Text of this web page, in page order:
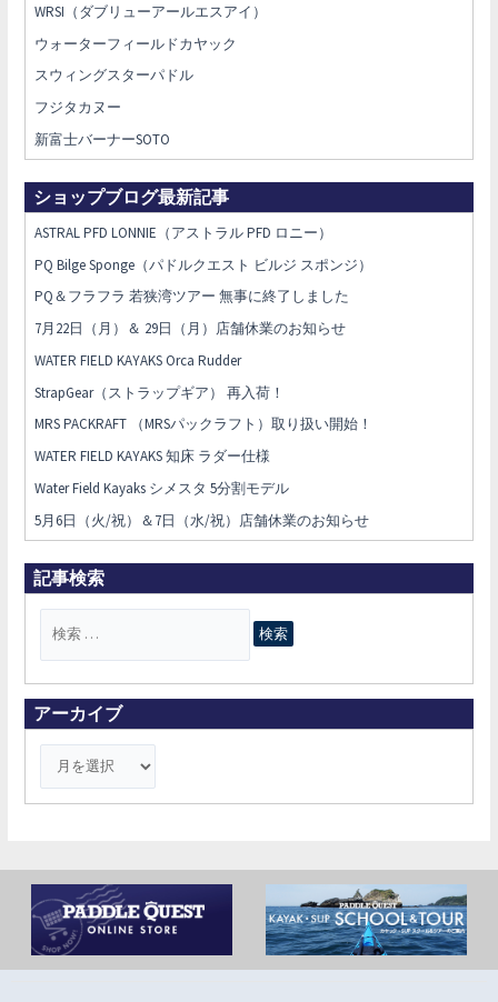
WRSI（ダブリューアールエスアイ）
ウォーターフィールドカヤック
スウィングスターパドル
フジタカヌー
新富士バーナーSOTO
ショップブログ最新記事
ASTRAL PFD LONNIE（アストラル PFD ロニー）
PQ Bilge Sponge（パドルクエスト ビルジ スポンジ）
PQ＆フラフラ 若狭湾ツアー 無事に終了しました
7月22日（月）＆ 29日（月）店舗休業のお知らせ
WATER FIELD KAYAKS Orca Rudder
StrapGear（ストラップギア） 再入荷！
MRS PACKRAFT （MRSパックラフト）取り扱い開始！
WATER FIELD KAYAKS 知床 ラダー仕様
Water Field Kayaks シメスタ 5分割モデル
5月6日（火/祝）＆7日（水/祝）店舗休業のお知らせ
記事検索
対
象
アーカイブ